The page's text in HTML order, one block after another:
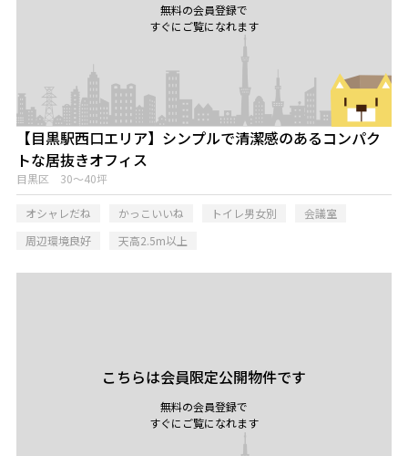
無料の会員登録で
すぐにご覧になれます
【目黒駅西口エリア】シンプルで清潔感のあるコンパク
トな居抜きオフィス
目黒区 30～40坪
オシャレだね かっこいいね トイレ男女別
会議室
周辺環境良好
天高2.5m以上
こちらは会員限定公開物件です
無料の会員登録で
すぐにご覧になれます